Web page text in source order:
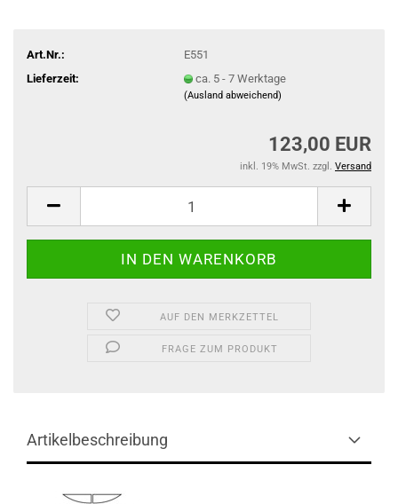
Art.Nr.:
E551
Lieferzeit:
ca. 5 - 7 Werktage
(Ausland abweichend)
123,00 EUR
inkl. 19% MwSt. zzgl. Versand
AUF DEN MERKZETTEL
FRAGE ZUM PRODUKT
Artikelbeschreibung